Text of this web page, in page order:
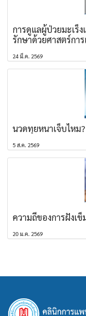
การดูแลผู้ป่วยมะเร็
รักษาด้วยศาสตร์กา
24 มี.ค. 2569
นวดทุยหนาเจ็บไหม?
5 ส.ค. 2569
ความถี่ของการฝังเ
20 ม.ค. 2569